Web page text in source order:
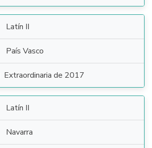
Latín II
País Vasco
Extraordinaria de 2017
Latín II
Navarra